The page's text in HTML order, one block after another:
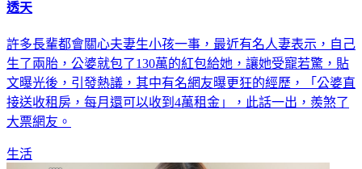
透天
許多長輩都會關心夫妻生小孩一事，最近有名人妻表示，自己
生了兩胎，公婆就包了130萬的紅包給她，讓她受寵若驚，貼
文曝光後，引發熱議，其中有名網友曝更狂的經歷，「公婆直
接送收租房，每月還可以收到4萬租金」，此話一出，羨煞了
大票網友。
生活